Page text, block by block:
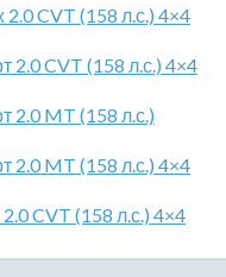
CVT (158 л.с.) 4×4
2.0 CVT (158 л.с.) 4×4
2.0 MT (158 л.с.)
2.0 MT (158 л.с.) 4×4
CVT (158 л.с.) 4×4